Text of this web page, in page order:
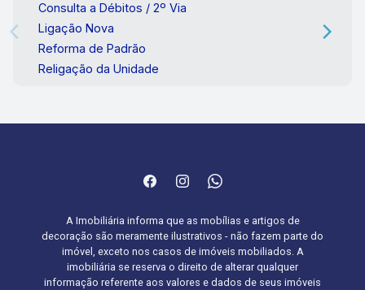
Consulta a Débitos / 2º Via
Ligação Nova
Reforma de Padrão
Religação da Unidade
A Imobiliária informa que as mobílias e artigos de
decoração são meramente ilustrativos - não fazem parte do
imóvel, exceto nos casos de imóveis mobiliados. A
imobiliária se reserva o direito de alterar qualquer
informação referente aos valores e dados de seus imóveis